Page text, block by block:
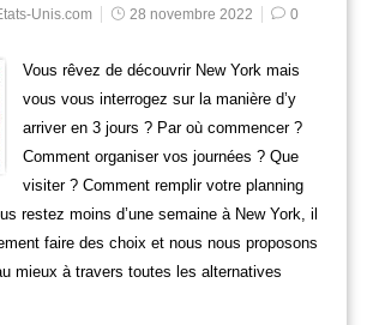
Unis.com 28 novembre 2022
0
Vous rêvez de découvrir New York mais
vous vous interrogez sur la manière d’y
arriver en 3 jours ? Par où commencer ?
Comment organiser vos journées ? Que
visiter ? Comment remplir votre planning
restez moins d’une semaine à New York, il
faire des choix et nous nous proposons
mieux à travers toutes les alternatives